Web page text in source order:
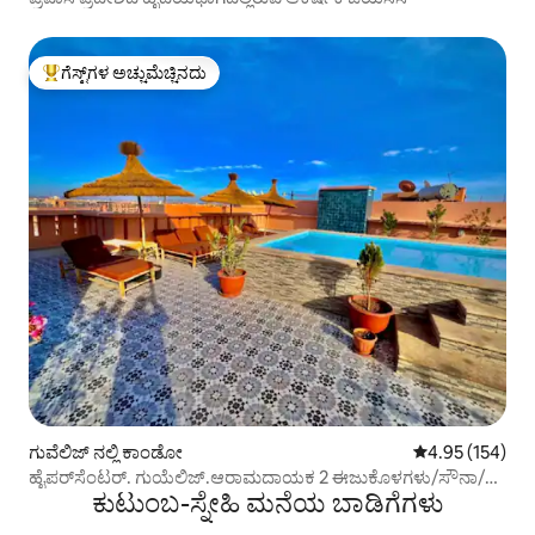
ಗೆಸ್ಟ್‌ಗಳಿಗೆ ಅತಿ ಹೆಚ್ಚು ಅಚ್ಚುಮೆಚ್ಚಿನದು
ಗೆಸ್ಟ್‌ಗಳ ಅಚ್ಚುಮೆಚ್ಚಿನದು
ಗುವೆಲಿಜ್ ನಲ್ಲಿ ಕಾಂಡೋ 5 ರಲ್ಲಿ 4.95
4.95 (154)
ಹೈಪರ್‌ಸೆಂಟರ್. ಗುಯೆಲಿಜ್.ಆರಾಮದಾಯಕ 2 ಈಜುಕೊಳಗಳು/ಸೌನಾ/
ಹಮ್ಮಾಮ್ಕುಟುಂಬ-ಸ್ನೇಹಿ ಮನೆಯ ಬಾಡಿಗೆಗಳು